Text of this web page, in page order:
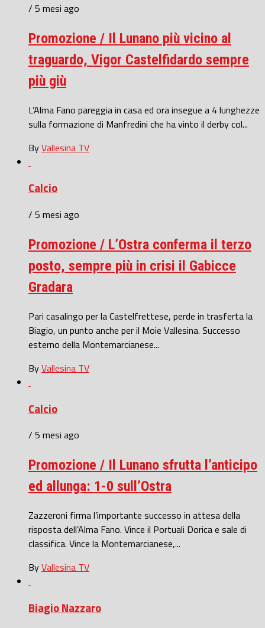
/ 5 mesi ago
Promozione / Il Lunano più vicino al
traguardo, Vigor Castelfidardo sempre
più giù
L’Alma Fano pareggia in casa ed ora insegue a 4 lunghezze
sulla formazione di Manfredini che ha vinto il derby col...
ByVallesina TV
Calcio
/ 5 mesi ago
Promozione / L’Ostra conferma il terzo
posto, sempre più in crisi il Gabicce
Gradara
Pari casalingo per la Castelfrettese, perde in trasferta la
Biagio, un punto anche per il Moie Vallesina. Successo
esterno della Montemarcianese...
ByVallesina TV
Calcio
/ 5 mesi ago
Promozione / Il Lunano sfrutta l’anticipo
ed allunga: 1-0 sull’Ostra
Zazzeroni firma l’importante successo in attesa della
risposta dell’Alma Fano. Vince il Portuali Dorica e sale di
classifica. Vince la Montemarcianese,...
ByVallesina TV
Biagio Nazzaro